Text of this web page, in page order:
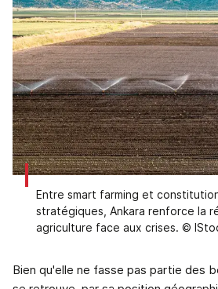
Entre smart farming et
stratégiques, Ankara renforce la
agriculture face aux crises. ©
Bien qu'elle ne fasse pas partie des